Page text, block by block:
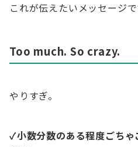
これが伝えたいメッセージで
Too much. So crazy.
やりすぎ。
✓小数分数のある程度ごち